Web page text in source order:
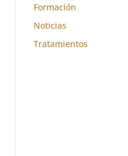
Formación
Noticias
Tratamientos